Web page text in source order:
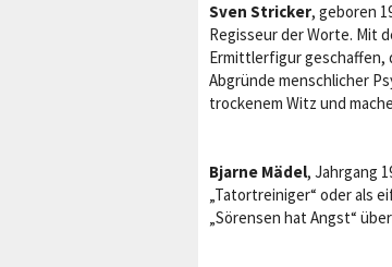
Sven Stricker, geboren
Regisseur der Worte. Mit
Ermittlerfigur geschaffen,
Abgründe menschlicher
trockenem Witz und
Bjarne Mädel, Jahrgang
„Tatortreiniger“ oder als
„Sörensen hat Angst“